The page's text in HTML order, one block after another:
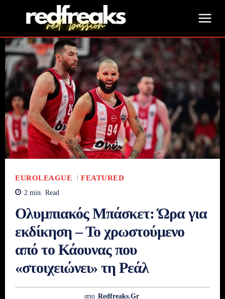
EUROLEAGUE FEATURED
2 min. Read
Ολυμπιακός Μπάσκετ: Ώρα για
εκδίκηση – Το χρωστούμενο
από το Κάουνας που
«στοιχειώνει» τη Ρεάλ
απο Redfreaks.gr